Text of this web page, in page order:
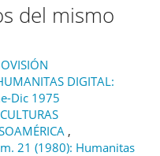
del mismo
DIGITAL:
Dic 1975
,
21 (1980): Humanitas